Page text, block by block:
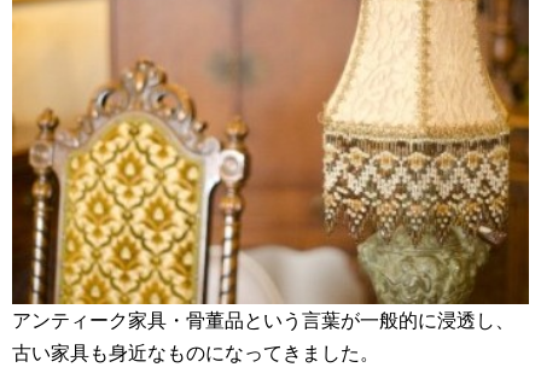
アンティーク家具・骨董品という言葉が一般的に浸透し、
古い家具も身近なものになってきました。